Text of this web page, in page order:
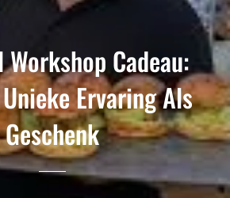
Cadeau:
Ervaring Als
Geschenk